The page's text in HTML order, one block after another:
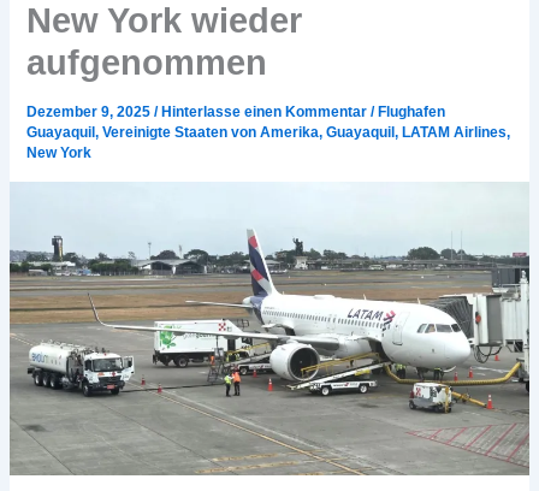
New York wieder
aufgenommen
Dezember 9, 2025/ Hinterlasse einen Kommentar / Flughafen
Guayaquil,Vereinigte Staaten von Amerika,Guayaquil, LATAM Airlines,
New York